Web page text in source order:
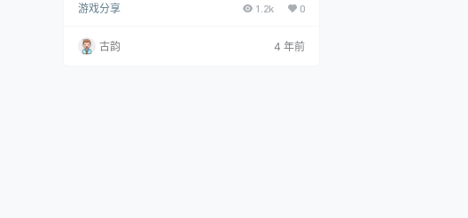
各种动物彼此间用利爪、中世纪武器相互斗争的
角进行，游戏中提供了一个极其敏感的战斗系
统，盲目挥舞双拳并不会是明智的策略，游戏需
游戏分享 1.2k 0
古韵 4 年前